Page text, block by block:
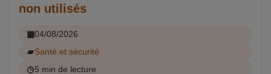
non utilisés
04/08/2026
Santé et sécurité
5 min de lecture